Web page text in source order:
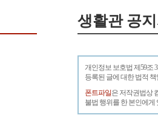
생활관 공
개인정보 보호법 제59조
등록된 글에 대한 법적
폰트파일은 저작권법상
불법 행위를 한 본인에게